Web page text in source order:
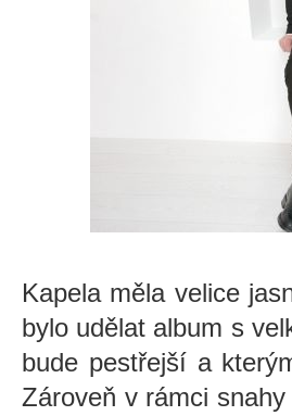
Kapela měla velice
bylo udělat album s
bude pestřejší a
Zároveň v rámci